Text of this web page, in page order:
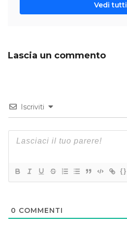
Vedi tutti
Lascia un commento
Iscriviti
{}
0 COMMENTI